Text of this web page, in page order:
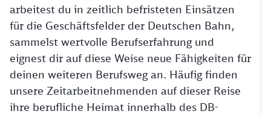
arbeitest du in zeitlich befristeten Einsätzen
für die Geschäftsfelder der Deutschen Bahn,
sammelst wertvolle Berufserfahrung und
eignest dir auf diese Weise neue Fähigkeiten für
deinen weiteren Berufsweg an. Häufig finden
unsere Zeitarbeitnehmenden auf dieser Reise
ihre berufliche Heimat innerhalb des DB-